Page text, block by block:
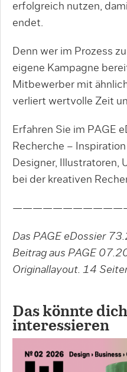
erfolgreich nutzen,
endet.
Denn wer im Prozess
eigene Kampagne
Mitbewerber mit
verliert wertvolle Zeit
Erfahren Sie im PAGE
Recherche –
Designer, Illustratoren,
bei der kreativen
Das PAGE eDossier
Beitrag aus PAGE
Originallayout. 14
Das könnte
interessieren